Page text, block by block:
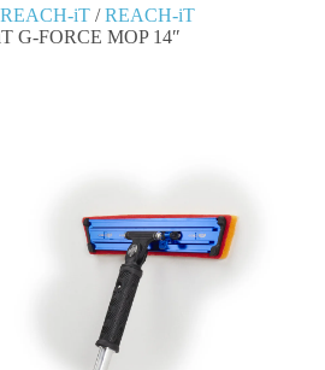
REACH-iT/REACH-iT
G-FORCE MOP 14″